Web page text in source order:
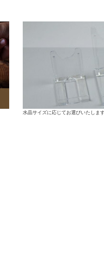
水晶サイズに応じてお選びいたしま